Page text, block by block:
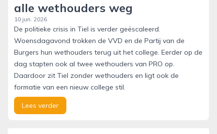
alle wethouders weg
10 jun. 2026
De politieke crisis in Tiel is verder geëscaleerd.
Woensdagavond trokken de VVD en de Partij van de
Burgers hun wethouders terug uit het college. Eerder op de
dag stapten ook al twee wethouders van PRO op.
Daardoor zit Tiel zonder wethouders en ligt ook de
formatie van een nieuw college stil.
Lees verder